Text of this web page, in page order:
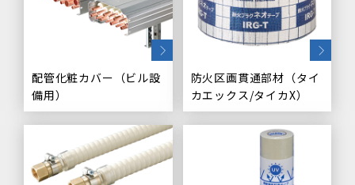
配管化粧カバー（ビル設
備用）
防火区画貫通部材（タイ
カエックス/タイカX）